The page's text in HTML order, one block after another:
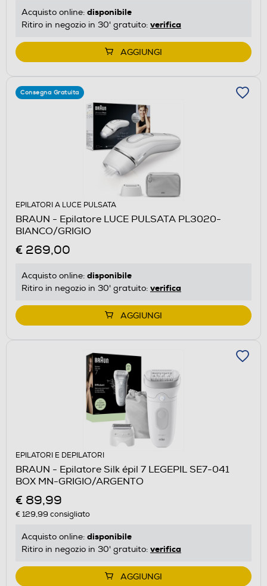
Acquisto online: disponibile
Ritiro in negozio in 30' gratuito: verifica
AGGIUNGI
Consegna Gratuita
EPILATORI A LUCE PULSATA
BRAUN - Epilatore LUCE PULSATA PL3020-
BIANCO/GRIGIO
€ 269,00
Acquisto online: disponibile
Ritiro in negozio in 30' gratuito: verifica
AGGIUNGI
EPILATORI E DEPILATORI
BRAUN - Epilatore Silk épil 7 LEGEPIL SE7-041
BOX MN-GRIGIO/ARGENTO
€ 89,99
€ 129,99 consigliato
Acquisto online: disponibile
Ritiro in negozio in 30' gratuito: verifica
AGGIUNGI